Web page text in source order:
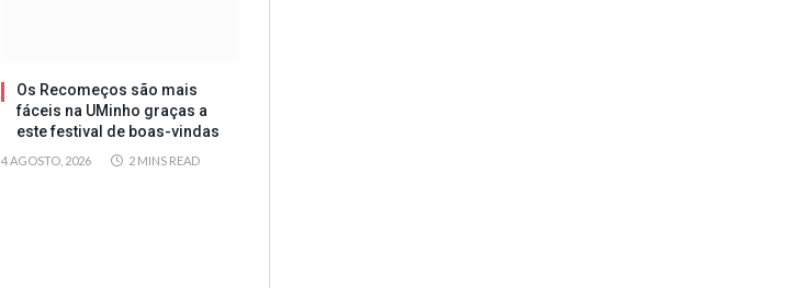
Os Recomeços são mais
fáceis na UMinho graças a
este festival de boas-vindas
4 AGOSTO, 2026 2 MINS READ